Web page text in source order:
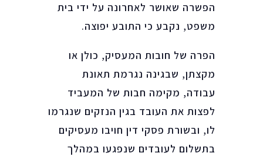
הפשרה שאושר לאחרונה על ידי בית
משפט, נקבע כי התובע יפוצה.
הפרה של חובות המעסיק, כולן או
מקצתן, שבגינה נגרמת תאונת
עבודה, מקימה חבות של המעביד
לפצות את העובד בגין הנזקים שנגרמו
לו, ובשורת פסקי דין חויבו מעסיקים
בתשלום לעובדים שנפגעו במהלך